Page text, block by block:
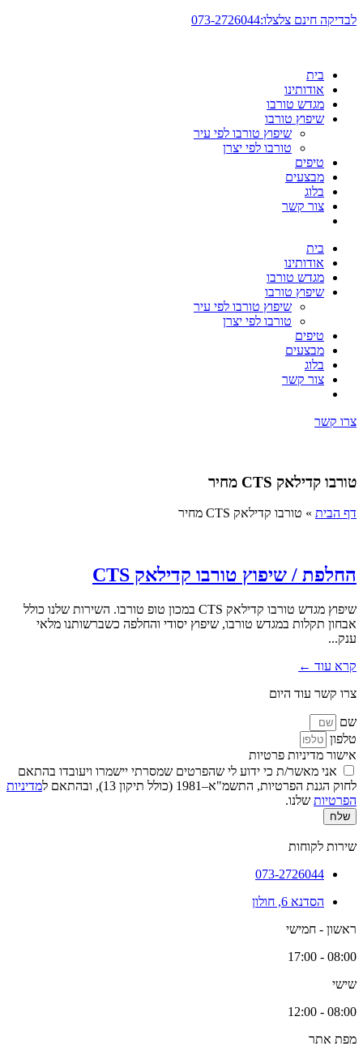
דלג
לבדיקה חינם צלצלו:073-2726044
בית
אודותינו
מגדש טורבו
שיפוץ טורבו
שיפוץ טורבו לפי עיר
טורבו לפי יצרן
טיפים
מבצעים
בלוג
צור קשר
בית
אודותינו
מגדש טורבו
שיפוץ טורבו
שיפוץ טורבו לפי עיר
טורבו לפי יצרן
טיפים
מבצעים
בלוג
צור קשר
צרו קשר
טורבו קדילאק CTS מחיר
דף הבית » טורבו קדילאק CTS מחיר
החלפת / שיפוץ טורבו קדילאק CTS
שיפוץ מגדש טורבו קדילאק CTS במכון טופ טורבו. השירות שלנו כולל
אבחון תקלות במגדש טורבו, שיפוץ יסודי והחלפה כשברשותנו מלאי
ענק...
קרא עוד ←
צרו קשר עוד היום
שם
טלפון
אישור מדיניות פרטיות
אני מאשר/ת כי ידוע לי שהפרטים שמסרתי יישמרו ויעובדו בהתאם
לחוק הגנת הפרטיות, התשמ"א–1981 (כולל תיקון 13), ובהתאם ל
מדיניות
הפרטיות שלנו.
שלח
שירות לקוחות
073-2726044
הסדנא 6, חולון
ראשון - חמישי
08:00 - 17:00
שישי
08:00 - 12:00
מפת אתר